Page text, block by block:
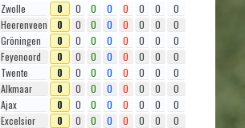
Zwolle 0 0 0 0 0 0 0
0
Heerenveen 0 0 0 0 0 0 0
0
Gröningen 0 0 0 0 0 0 0
0
Feyenoord 0 0 0 0 0 0 0
0
Twente 0 0 0 0 0 0 0
0
Alkmaar 0 0 0 0 0 0 0
0
Ajax 0 0 0 0 0 0 0
0
Excelsior 0 0 0 0 0 0 0
0